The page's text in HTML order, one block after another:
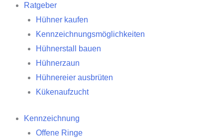
Ratgeber
Hühner kaufen
Kennzeichnungsmöglichkeiten
Hühnerstall bauen
Hühnerzaun
Hühnereier ausbrüten
Kükenaufzucht
Kennzeichnung
Offene Ringe